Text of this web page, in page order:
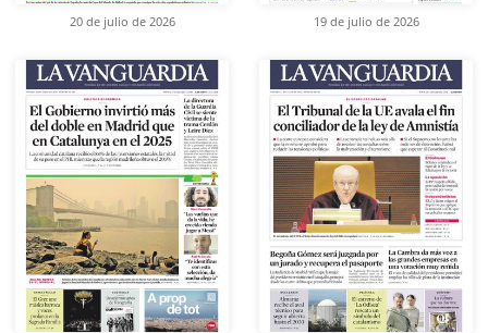
20 de julio de 2026 19 de julio de 2026